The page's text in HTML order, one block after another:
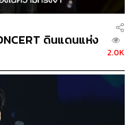
ดินแดนแห่ง
2.0K